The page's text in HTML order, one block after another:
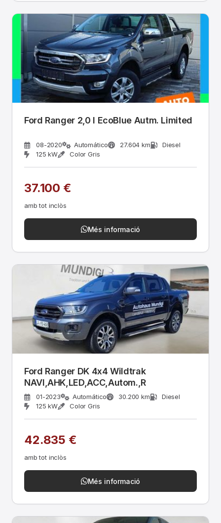
Ford Ranger 2,0 l EcoBlue Autm. Limited
08-2020 Automático 27.604 km
Diesel
125 kW
Color Gris
37.100 €
amb tot inclòs
Més informació
Ford Ranger DK 4x4 Wildtrak
NAVI,AHK,LED,ACC,Autom.,R
01-2023 Automático 30.200 km
Diesel
125 kW
Color Gris
42.835 €
amb tot inclòs
Més informació